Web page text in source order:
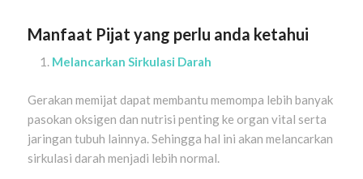
Manfaat Pijat yang perlu anda ketahui
Melancarkan Sirkulasi Darah
Gerakan memijat dapat membantu memompa lebih banyak
pasokan oksigen dan nutrisi penting ke organ vital serta
jaringan tubuh lainnya. Sehingga hal ini akan melancarkan
sirkulasi darah menjadi lebih normal.